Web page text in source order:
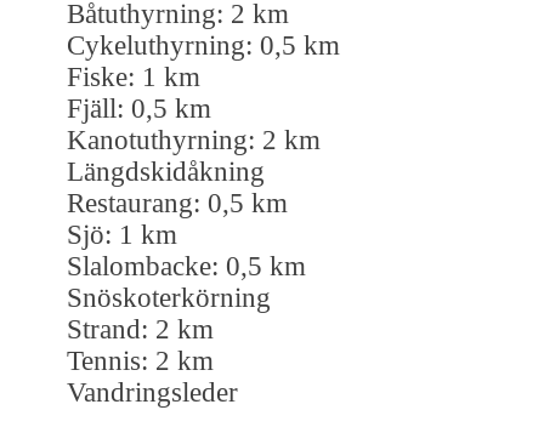
Båtuthyrning: 2 km
Cykeluthyrning: 0,5 km
Fiske: 1 km
Fjäll: 0,5 km
Kanotuthyrning: 2 km
Längdskidåkning
Restaurang: 0,5 km
Sjö: 1 km
Slalombacke: 0,5 km
Snöskoterkörning
Strand: 2 km
Tennis: 2 km
Vandringsleder